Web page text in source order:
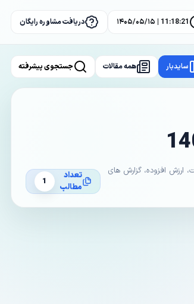
11:18:21 | ۱۴۰۵/۰۵/۱۵ دریافت مشاوره رایگان
سایدبار همه مقالات جستجوی پیشرفته
ارزش افزوده، گزارش های
تعداد
مطالب
1